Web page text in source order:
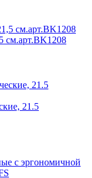
см.арт.BK1208
21.5